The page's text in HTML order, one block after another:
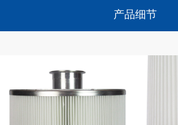
产品细节